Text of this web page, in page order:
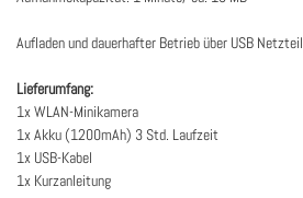
Aufladen und dauerhafter Betrieb über USB
Lieferumfang:
1x WLAN-Minikamera
1x Akku (1200mAh) 3 Std. Laufzeit
1x USB-Kabel
1x Kurzanleitung